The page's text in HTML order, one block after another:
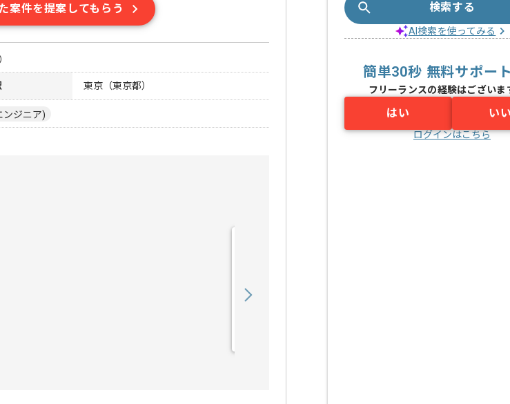
案件を提案してもらう
）
東京（東京都）
ンジニア)
件
検索する
AI検索を使ってみる
簡単30秒 無料サポー
フリーランスの経験はございま
はい い
ログインはこちら